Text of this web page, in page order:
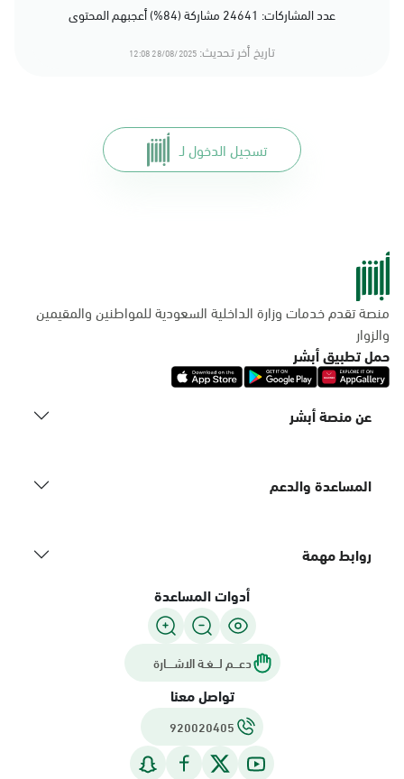
عدد المشاركات: 24641 مشاركة (84%) أعجبهم المحتوى
تاريخ أخر تحديث: 28/08/2025 12:08
تسجيل الدخول لـ
منصة تقدم خدمات وزارة الداخلية السعودية للمواطنين والمقيمين
والزوار
حمل تطبيق أبشر
عن منصة أبشر
المساعدة والدعم
روابط مهمة
أدوات المساعدة
دعـــم لـــغـة الاشــــارة
تواصل معنا
920020405